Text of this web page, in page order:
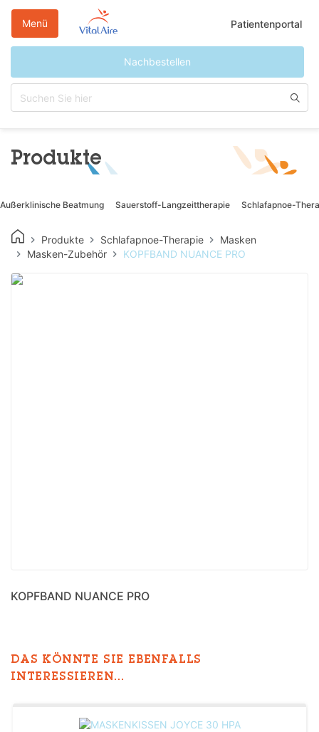
Patientenportal
Nachbestellen
Menü
Produkte
Außerklinische Beatmung Sauerstoff-Langzeittherapie Schlafapnoe-
Produkte Schlafapnoe-Therapie
Masken
Masken-Zubehör
KOPFBAND NUANCE PRO
KOPFBAND NUANCE PRO
DAS KÖNNTE SIE EBENFALLS
INTERESSIEREN...